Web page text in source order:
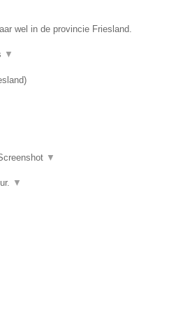
wel in de provincie Friesland.
▼
)
▼
▼